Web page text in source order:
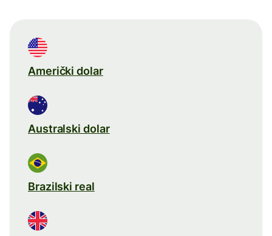
Američki dolar
Australski dolar
Brazilski real